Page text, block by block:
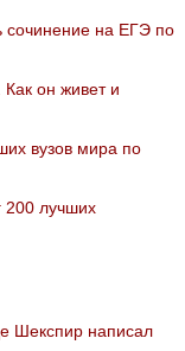
сочинение на ЕГЭ по
он живет и
вузов мира по
200 лучших
Шекспир написал